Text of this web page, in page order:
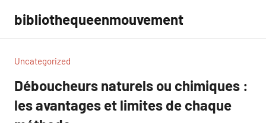
contenu
bibliothequeenmouvement
Uncategorized
Déboucheurs naturels ou chimiques :
les avantages et limites de chaque